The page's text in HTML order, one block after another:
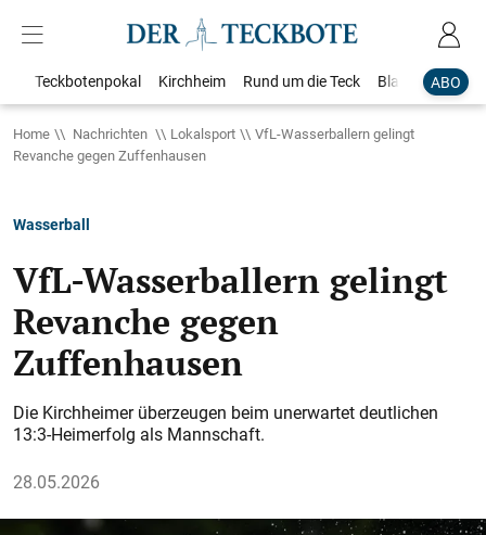
ABO
Teckbotenpokal Kirchheim Rund um die Teck Blaulicht
Home Nachrichten Lokalsport
VfL-Wasserballern gelingt
Revanche gegen Zuffenhausen
Wasserball
VfL-Wasserballern gelingt
Revanche gegen
Zuffenhausen
Die Kirchheimer überzeugen beim unerwartet deutlichen
13:3-Heimerfolg als Mannschaft.
28.05.2026